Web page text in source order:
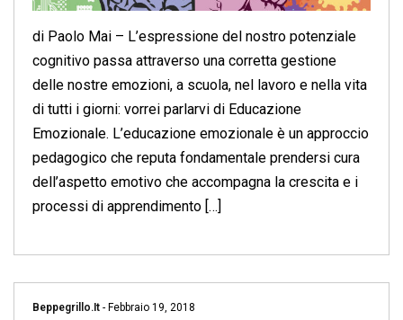
di Paolo Mai – L’espressione del nostro potenziale
cognitivo passa attraverso una corretta gestione
delle nostre emozioni, a scuola, nel lavoro e nella vita
di tutti i giorni: vorrei parlarvi di Educazione
Emozionale. L’educazione emozionale è un approccio
pedagogico che reputa fondamentale prendersi cura
dell’aspetto emotivo che accompagna la crescita e i
processi di apprendimento […]
Beppegrillo.it - Febbraio 19, 2018